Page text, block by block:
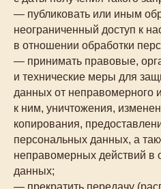
— публиковать или иным
неограниченный доступ к
в отношении обработки
— принимать правовые,
и технические меры для
данных от неправомерного
к ним, уничтожения,
копирования,
персональных данных, а
неправомерных действий в
данных;